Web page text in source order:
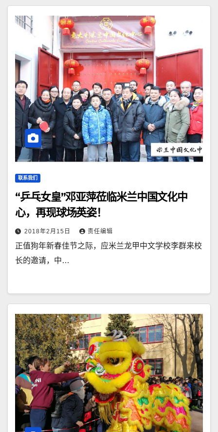
联系我们
“乒乓女皇”邓亚萍莅临米兰中国文化中
心，再现球场英姿！
2018年2月15日 责任编辑
正值狗年新春佳节之际，应米兰龙甲中文学校李群来校
长的邀请，中…